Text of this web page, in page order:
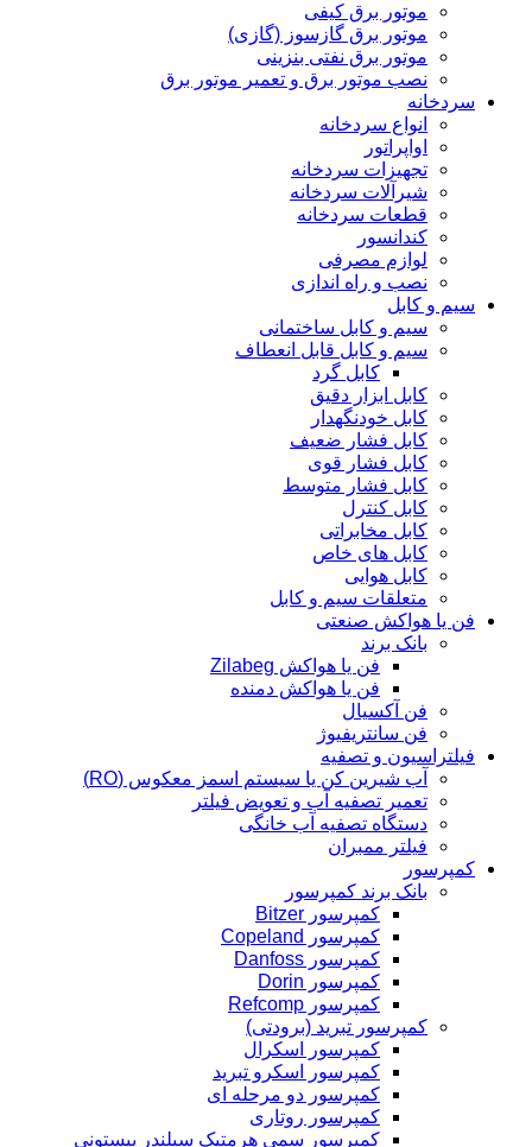
موتور برق کیفی
موتور برق گازسوز (گازی)
موتور برق نفتی بنزینی
نصب موتور برق و تعمیر موتور برق
سردخانه
انواع سردخانه
اواپراتور
تجهیزات سردخانه
شیرآلات سردخانه
قطعات سردخانه
کندانسور
لوازم مصرفی
نصب و راه اندازی
سیم و کابل
سیم و کابل ساختمانی
سیم و کابل قابل انعطاف
کابل گرد
کابل ابزار دقیق
کابل خودنگهدار
کابل فشار ضعیف
کابل فشار قوی
کابل فشار متوسط
کابل کنترل
کابل مخابراتی
کابل های خاص
کابل هوایی
متعلقات سیم و کابل
فن یا هواکش صنعتی
بانک برند
فن یا هواکش Zilabeg
فن یا هواکش دمنده
فن آکسیال
فن سانتریفیوژ
فیلتراسیون و تصفیه
آب شیرین کن یا سیستم اسمز معکوس (RO)
تعمیر تصفیه آب و تعویض فیلتر
دستگاه تصفیه آب خانگی
فیلتر ممبران
کمپرسور
بانک برند کمپرسور
کمپرسور Bitzer
کمپرسور Copeland
کمپرسور Danfoss
کمپرسور Dorin
کمپرسور Refcomp
کمپرسور تبرید (برودتی)
کمپرسور اسکرال
کمپرسور اسکرو تبرید
کمپرسور دو مرحله ای
کمپرسور روتاری
کمپرسور سمی هرمتیک سیلندر پیستونی